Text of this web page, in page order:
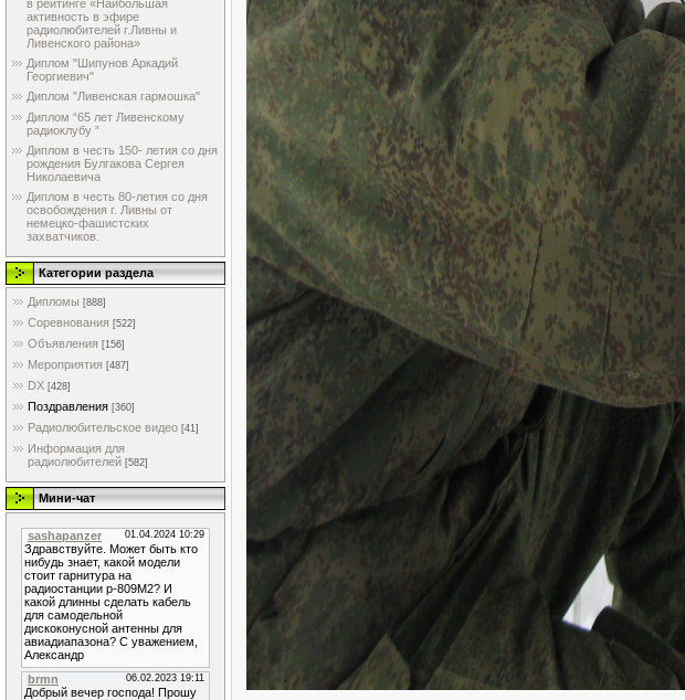
в рейтинге «Наибольшая
активность в эфире
радиолюбителей г.Ливны и
Ливенского района»
Диплом "Шипунов Аркадий
Георгиевич"
Диплом "Ливенская гармошка"
Диплом “65 лет Ливенскому
радиоклубу ”
Диплом в честь 150- летия со дня
рождения Булгакова Сергея
Николаевича
Диплом в честь 80-летия со дня
освобождения г. Ливны от
немецко-фашистских
захватчиков.
Категории раздела
Дипломы [888]
Соревнования [522]
Объявления [156]
Мероприятия [487]
DX [428]
Поздравления [360]
Радиолюбительское видео [41]
Информация для
радиолюбителей [582]
Мини-чат